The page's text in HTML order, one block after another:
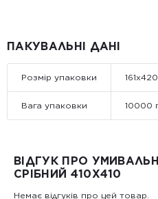
ПАКУВАЛЬНІ ДАНІ
Розмір упаковки
Вага упаковки 10000
ВІДГУК ПРО
СРІБНИЙ 410X410
Немає відгуків про цей товар.